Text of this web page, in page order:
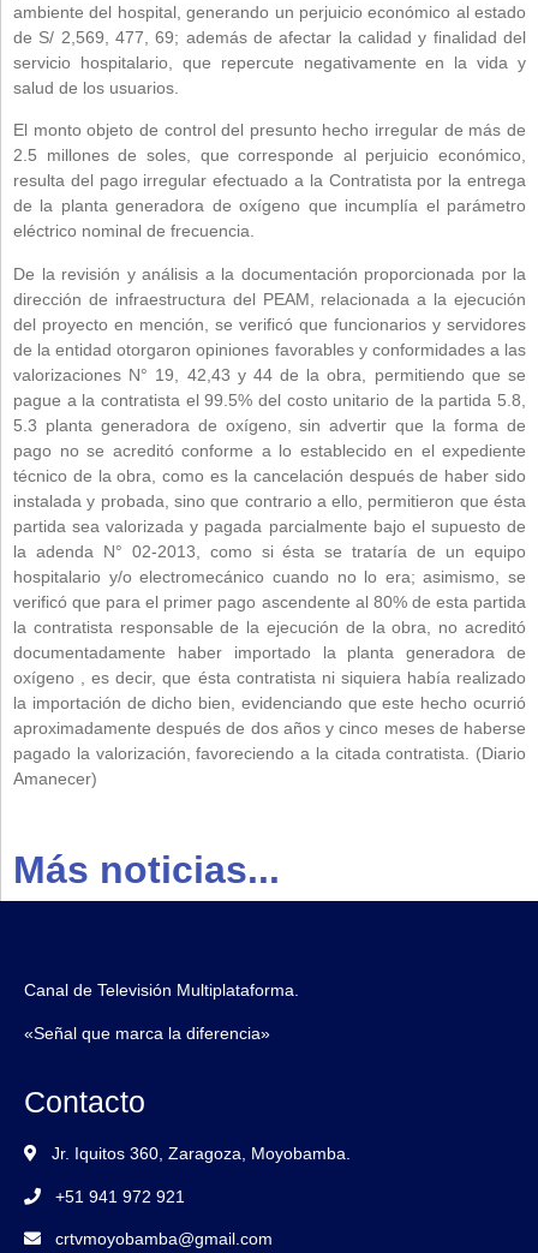
ambiente del hospital, generando un perjuicio económico al estado
de S/ 2,569, 477, 69; además de afectar la calidad y finalidad del
servicio hospitalario, que repercute negativamente en la vida y
salud de los usuarios.
El monto objeto de control del presunto hecho irregular de más de
2.5 millones de soles, que corresponde al perjuicio económico,
resulta del pago irregular efectuado a la Contratista por la entrega
de la planta generadora de oxígeno que incumplía el parámetro
eléctrico nominal de frecuencia.
De la revisión y análisis a la documentación proporcionada por la
dirección de infraestructura del PEAM, relacionada a la ejecución
del proyecto en mención, se verificó que funcionarios y servidores
de la entidad otorgaron opiniones favorables y conformidades a las
valorizaciones N° 19, 42,43 y 44 de la obra, permitiendo que se
pague a la contratista el 99.5% del costo unitario de la partida 5.8,
5.3 planta generadora de oxígeno, sin advertir que la forma de
pago no se acreditó conforme a lo establecido en el expediente
técnico de la obra, como es la cancelación después de haber sido
instalada y probada, sino que contrario a ello, permitieron que ésta
partida sea valorizada y pagada parcialmente bajo el supuesto de
la adenda N° 02-2013, como si ésta se trataría de un equipo
hospitalario y/o electromecánico cuando no lo era; asimismo, se
verificó que para el primer pago ascendente al 80% de esta partida
la contratista responsable de la ejecución de la obra, no acreditó
documentadamente haber importado la planta generadora de
oxígeno , es decir, que ésta contratista ni siquiera había realizado
la importación de dicho bien, evidenciando que este hecho ocurrió
aproximadamente después de dos años y cinco meses de haberse
pagado la valorización, favoreciendo a la citada contratista. (Diario
Amanecer)
Más noticias...
Canal de Televisión Multiplataforma.
«Señal que marca la diferencia»
Contacto
Jr. Iquitos 360, Zaragoza, Moyobamba.
+51 941 972 921
crtvmoyobamba@gmail.com